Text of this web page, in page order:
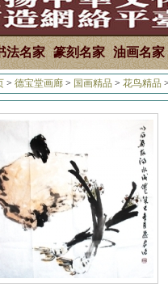
法名家 篆刻名家 油画名家
> 德宝堂画廊 > 国画精品 > 花鸟精品